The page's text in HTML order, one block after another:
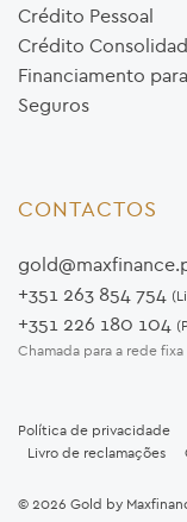
Crédito Pessoal
Crédito
Financiamento
Seguros
CONTACTOS
+351 263 854 754
+351 226 180 104
Chamada para a rede
Política de privacidade
Livro de reclamações
© 2026 Gold by